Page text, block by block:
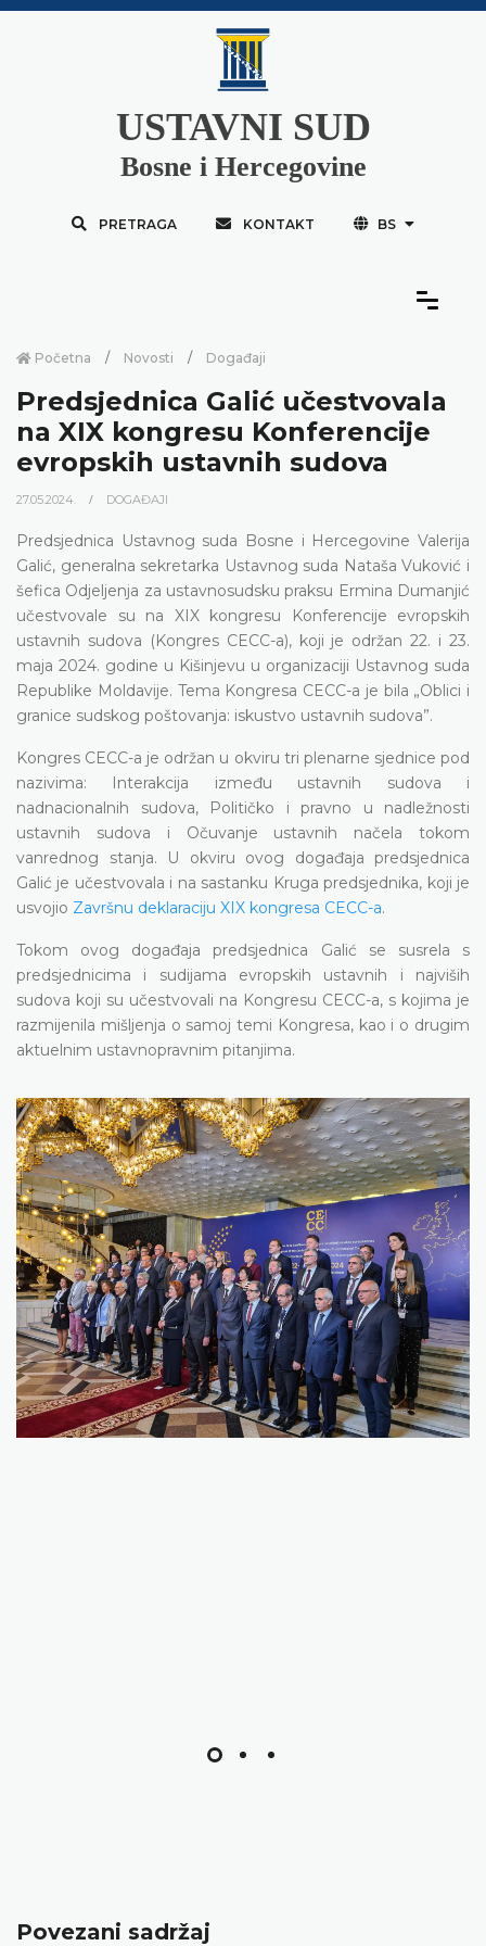
USTAVNI SUD
Bosne i Hercegovine
PRETRAGA KONTAKT BS
Početna Novosti Događaji
Predsjednica Galić učestvovala
na XIX kongresu Konferencije
evropskih ustavnih sudova
27.05.2024. DOGAĐAJI
Predsjednica Ustavnog suda Bosne i Hercegovine Valerija
Galić, generalna sekretarka Ustavnog suda Nataša Vuković i
šefica Odjeljenja za ustavnosudsku praksu Ermina Dumanjić
učestvovale su na XIX kongresu Konferencije evropskih
ustavnih sudova (Kongres CECC-a), koji je održan 22. i 23.
maja 2024. godine u Kišinjevu u organizaciji Ustavnog suda
Republike Moldavije. Tema Kongresa CECC-a je bila „Oblici i
granice sudskog poštovanja: iskustvo ustavnih sudova”.
Kongres CECC-a je održan u okviru tri plenarne sjednice pod
nazivima: Interakcija između ustavnih sudova i
nadnacionalnih sudova, Političko i pravno u nadležnosti
ustavnih sudova i Očuvanje ustavnih načela tokom
vanrednog stanja. U okviru ovog događaja predsjednica
Galić je učestvovala i na sastanku Kruga predsjednika, koji je
usvojio Završnu deklaraciju XIX kongresa CECC-a.
Tokom ovog događaja predsjednica Galić se susrela s
predsjednicima i sudijama evropskih ustavnih i najviših
sudova koji su učestvovali na Kongresu CECC-a, s kojima je
razmijenila mišljenja o samoj temi Kongresa, kao i o drugim
aktuelnim ustavnopravnim pitanjima.
Povezani sadržaj